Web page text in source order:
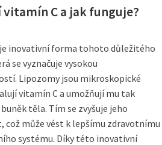
C a jak funguje?
inovativní forma tohoto důležitého
se vyznačuje vysokou
Lipozomy jsou mikroskopické
vitamín C a umožňují mu tak
těla. Tím se zvyšuje jeho
což může vést k lepšímu zdravotnímu
systému. Díky této inovativní